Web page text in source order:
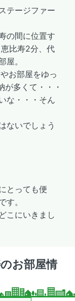
テージファー
の間に位置す
比寿2分、代
屋。
お部屋をゆっ
が多くて・・・
な・・・そん
ないでしょう
とっても便
す。
こにいきまし
お部屋情